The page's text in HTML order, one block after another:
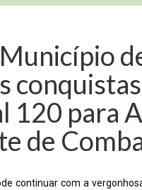
120 para
de
continuar com a